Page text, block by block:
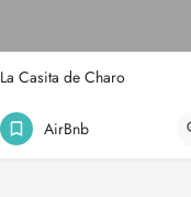
La Casita de Charo
AirBnb